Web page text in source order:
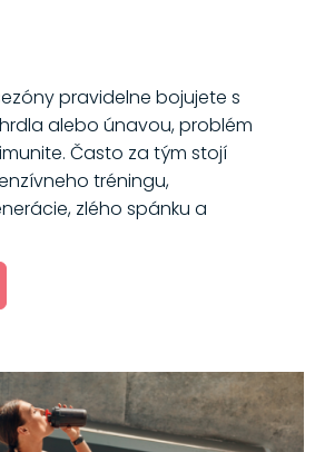
pravidelne bojujete s
alebo únavou, problém
Často za tým stojí
tréningu,
zlého spánku a